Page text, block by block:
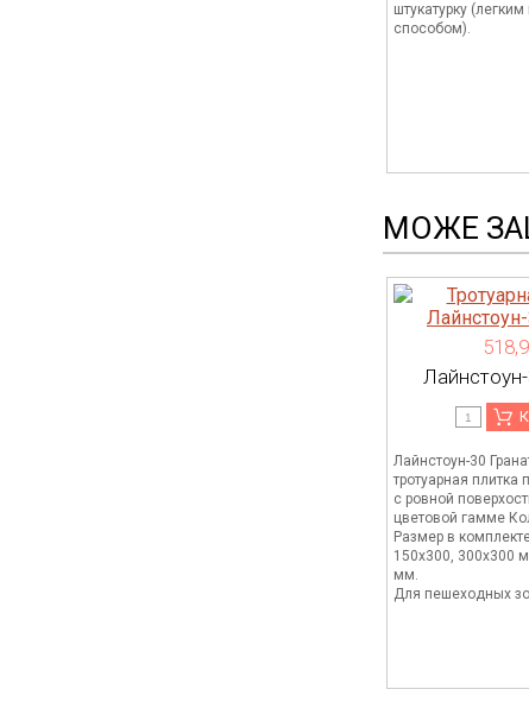
штукатурку
способом).
МОЖЕ
Лайнстоун-30
тротуарная плитка
с ровной
цветовой гамме
Размер в
150х300, 300х300
мм.
Для пешеходных